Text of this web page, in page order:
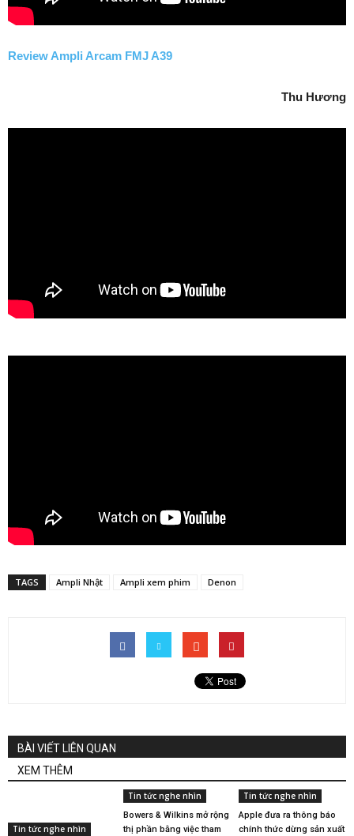
Review Ampli Arcam FMJ A39
Thu Hương
TAGS Ampli Nhật Ampli xem phim Denon
BÀI VIẾT LIÊN QUAN
XEM THÊM
Tin tức nghe nhìn
Tin tức nghe nhìn
Bowers & Wilkins mở rộng
thị phần bằng việc tham
Tin tức nghe nhìn
Apple đưa ra thông báo
chính thức dừng sản xuất